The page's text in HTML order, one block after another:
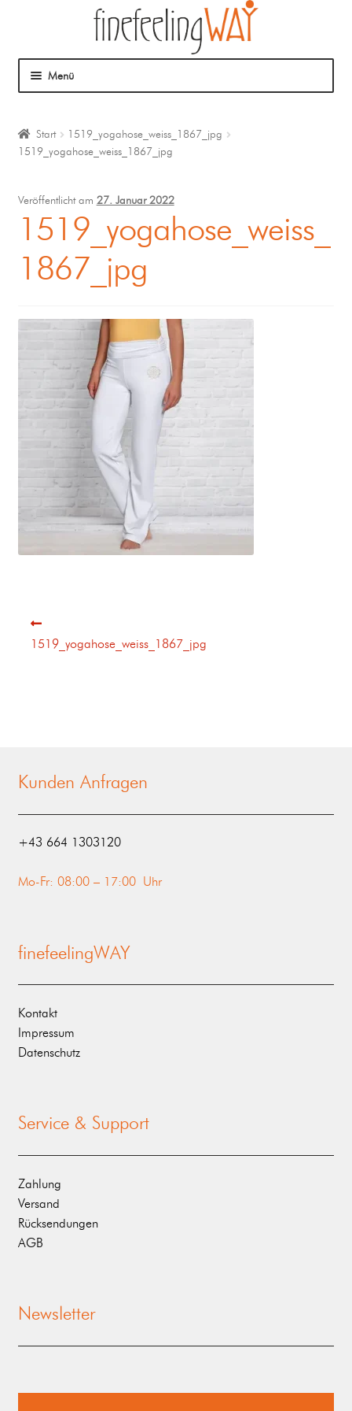
Menü
Mein Angebot
Coaching
Klangmassage
Start
1519_yogahose_weiss_1867_jpg
1519_yogahose_weiss_1867_jpg
Veröffentlicht am 27. Januar 2022
1519_yogahose_weiss_
1867_jpg
1519_yogahose_weiss_1867_jpg
Kunden Anfragen
‭+43 664 1303120‬
Mo-Fr: 08:00 – 17:00 Uhr
finefeelingWAY
Kontakt
Impressum
Datenschutz
Service & Support
Zahlung
Versand
Rücksendungen
AGB
Newsletter